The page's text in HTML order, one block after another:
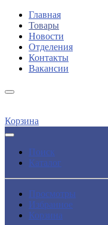
Главная
Товары
Новости
Отделения
Контакты
Вакансии
Корзина
Поиск
Каталог
Просмотры
Избранное
Корзина